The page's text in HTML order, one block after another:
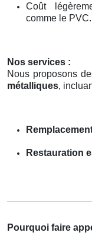
Coût
comme le PVC.
Nos services :
Nous proposons
métalliques,
Restauration
Pourquoi faire